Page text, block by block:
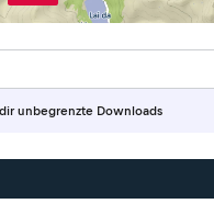
unbegrenzte Downloads